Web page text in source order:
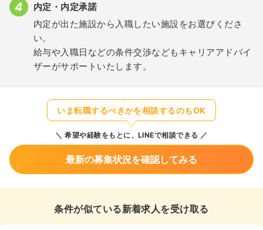
内定・内定承諾
内定が出た施設から入職したい施設をお選びくださ
い。
給与や入職日などの条件交渉などもキャリアアドバイ
ザーがサポートいたします。
いま転職するべきかを相談するのもOK
希望や経験をもとに、LINEで相談できる
最新の募集状況を確認してみる
条件が似ている新着求人を受け取る